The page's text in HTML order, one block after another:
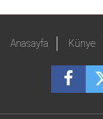
Anasayfa Künye